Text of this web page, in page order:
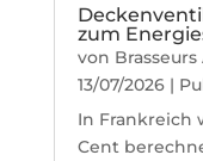
zum
von Brasseurs
13/07/2026 |
In Frankreich
Cent